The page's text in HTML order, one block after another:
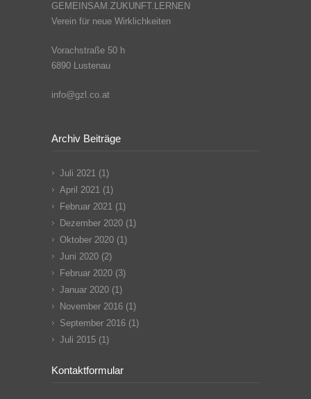
GEMEINSAM.ZUKUNFT.LERNEN
Verein für neue Wirklichkeiten
Vorachstraße 50 h
6890 Lustenau
info@gzl.co.at
Archiv Beiträge
Juli 2021 (1)
April 2021 (1)
Februar 2021 (1)
Dezember 2020 (1)
Oktober 2020 (1)
Juni 2020 (2)
Februar 2020 (3)
Januar 2020 (1)
November 2016 (1)
September 2016 (1)
Juli 2015 (1)
Kontaktformular